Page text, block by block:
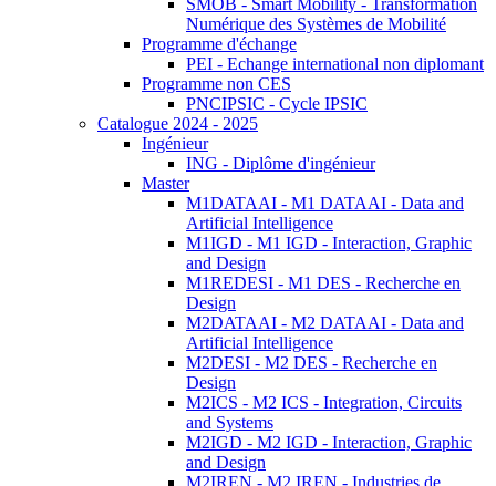
SMOB - Smart Mobility - Transformation
Numérique des Systèmes de Mobilité
Programme d'échange
PEI - Echange international non diplomant
Programme non CES
PNCIPSIC - Cycle IPSIC
Catalogue 2024 - 2025
Ingénieur
ING - Diplôme d'ingénieur
Master
M1DATAAI - M1 DATAAI - Data and
Artificial Intelligence
M1IGD - M1 IGD - Interaction, Graphic
and Design
M1REDESI - M1 DES - Recherche en
Design
M2DATAAI - M2 DATAAI - Data and
Artificial Intelligence
M2DESI - M2 DES - Recherche en
Design
M2ICS - M2 ICS - Integration, Circuits
and Systems
M2IGD - M2 IGD - Interaction, Graphic
and Design
M2IREN - M2 IREN - Industries de